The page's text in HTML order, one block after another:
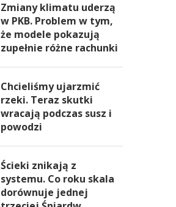
Zmiany klimatu uderzą
w PKB. Problem w tym,
że modele pokazują
zupełnie różne rachunki
Chcieliśmy ujarzmić
rzeki. Teraz skutki
wracają podczas susz i
powodzi
Ścieki znikają z
systemu. Co roku skala
dorównuje jednej